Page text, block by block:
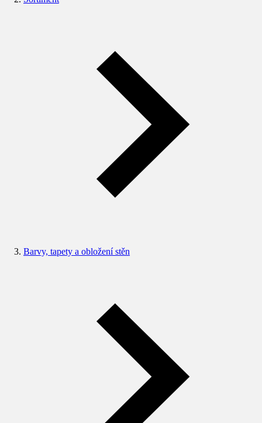
Barvy, tapety a obložení stěn